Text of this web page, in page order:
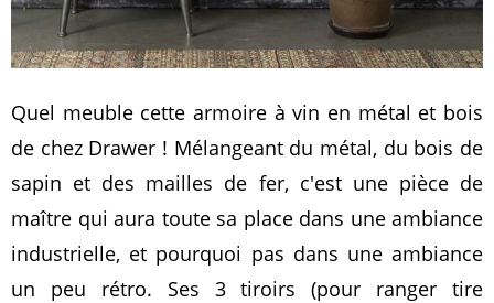
Quel meuble cette armoire à vin en métal et bois
de chez Drawer ! Mélangeant du métal, du bois de
sapin et des mailles de fer, c'est une pièce de
maître qui aura toute sa place dans une ambiance
industrielle, et pourquoi pas dans une ambiance
un peu rétro. Ses 3 tiroirs (pour ranger tire